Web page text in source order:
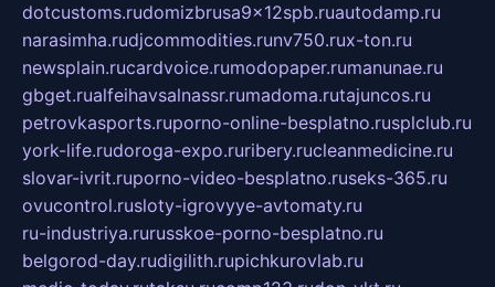
dotcustoms.rudomizbrusa9x12spb.ruautodamp.ru
narasimha.rudjcommodities.runv750.rux-ton.ru
newsplain.rucardvoice.rumodopaper.rumanunae.ru
gbget.rualfeihavsalnassr.rumadoma.rutajuncos.ru
petrovkasports.ruporno-online-besplatno.rusplclub.ru
york-life.rudoroga-expo.ruribery.rucleanmedicine.ru
slovar-ivrit.ruporno-video-besplatno.ruseks-365.ru
ovucontrol.rusloty-igrovyye-avtomaty.ru
ru-industriya.rurusskoe-porno-besplatno.ru
belgorod-day.rudigilith.rupichkurovlab.ru